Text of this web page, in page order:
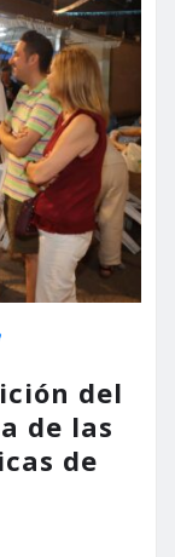
del
de las
de